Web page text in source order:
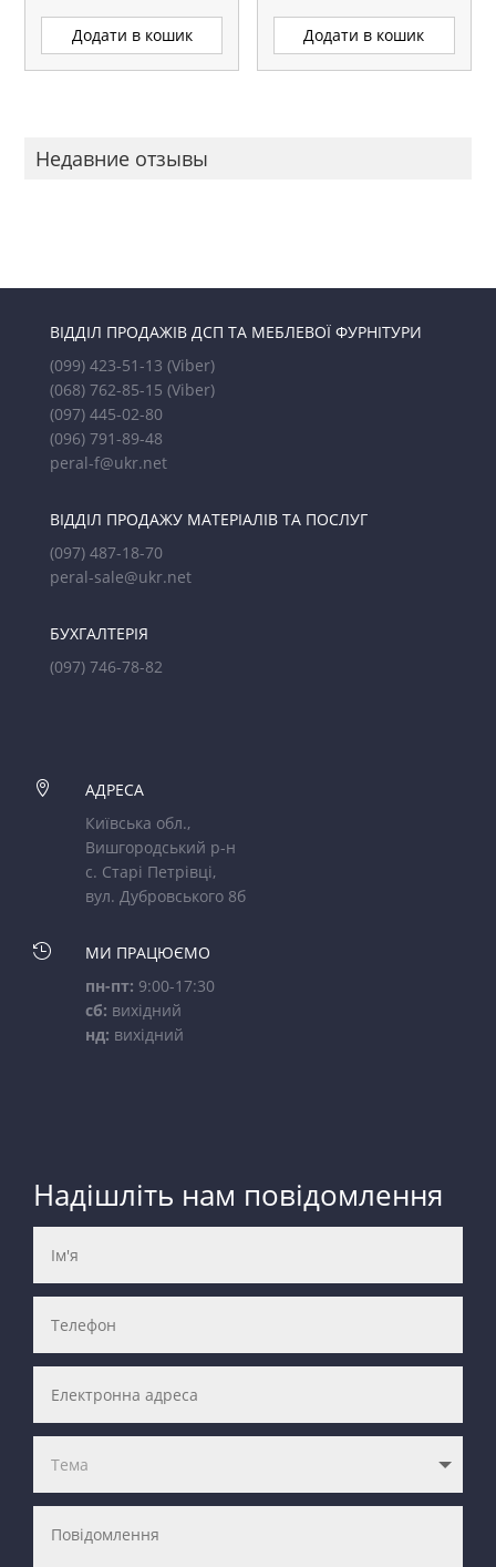
Додати в кошик Додати в кошик
Недавние отзывы
ВІДДІЛ ПРОДАЖІВ ДСП ТА МЕБЛЕВОЇ ФУРНІТУРИ
(099) 423-51-13 (Viber)
(068) 762-85-15 (Viber)
(097) 445-02-80
(096) 791-89-48
peral-f@ukr.net
ВІДДІЛ ПРОДАЖУ МАТЕРІАЛІВ ТА ПОСЛУГ
(097) 487-18-70
peral-sale@ukr.net
БУХГАЛТЕРІЯ
(097) 746-78-82

АДРЕСА
Київська обл.,
Вишгородський р-н
с. Старі Петрівці,
вул. Дубровського 8б

МИ ПРАЦЮЄМО
пн-пт: 9:00-17:30
сб: вихідний
нд: вихідний
Надішліть нам повідомлення